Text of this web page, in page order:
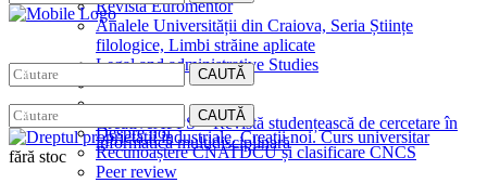
Revista Euromentor
Analele Universității din Craiova, Seria Științe
filologice, Limbi străine aplicate
Legal and administrative Studies
CreativeAPPS – Revistă studențească de cercetare în
informatică multidisciplinară
CAUTĂ
EDITURA
Despre noi
Recunoaștere CNATDCU și clasificare CNCS
Peer review
CAUTĂ
fără stoc